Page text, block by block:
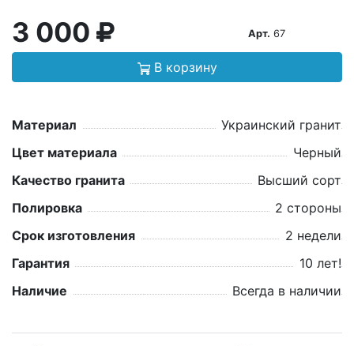
3 000 Арт. 67
В корзину
Материал
Украинский гранит
Цвет материала
Черный
Качество гранита
Высший сорт
Полировка
2 стороны
Срок изготовления
2 недели
Гарантия
10 лет!
Наличие
Всегда в наличии